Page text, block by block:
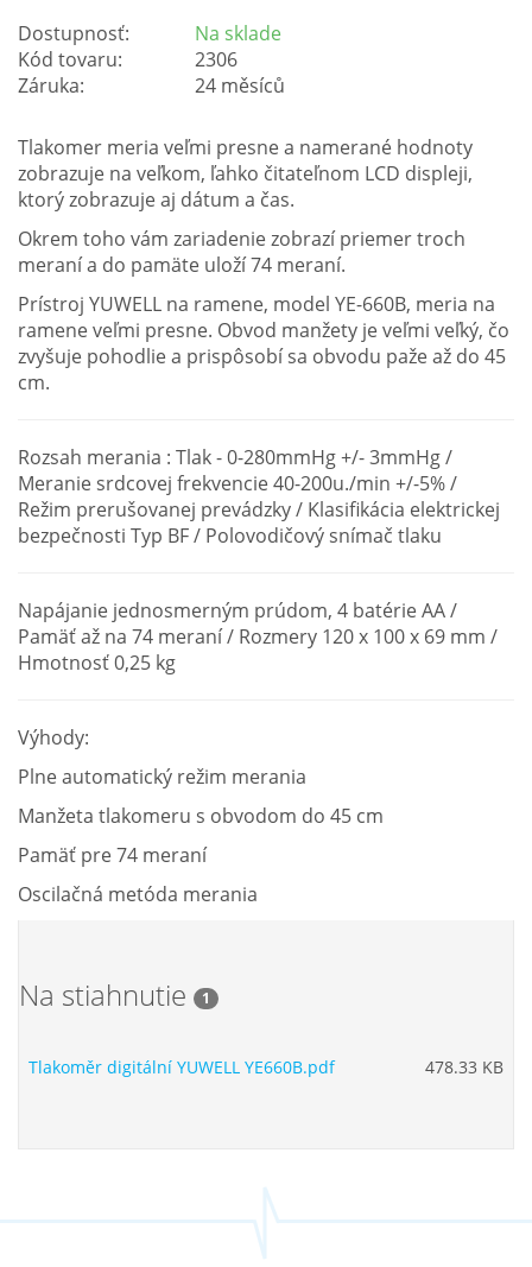
Dostupnosť:
Na sklade
Kód tovaru:
2306
Záruka:
24 měsíců
Tlakomer meria veľmi presne a namerané hodnoty
zobrazuje na veľkom, ľahko čitateľnom LCD displeji,
ktorý zobrazuje aj dátum a čas.
Okrem toho vám zariadenie zobrazí priemer troch
meraní a do pamäte uloží 74 meraní.
Prístroj YUWELL na ramene, model YE-660B, meria na
ramene veľmi presne. Obvod manžety je veľmi veľký, čo
zvyšuje pohodlie a prispôsobí sa obvodu paže až do 45
cm.
Rozsah merania : Tlak - 0-280mmHg +/- 3mmHg /
Meranie srdcovej frekvencie 40-200u./min +/-5% /
Režim prerušovanej prevádzky / Klasifikácia elektrickej
bezpečnosti Typ BF / Polovodičový snímač tlaku
Napájanie jednosmerným prúdom, 4 batérie AA /
Pamäť až na 74 meraní / Rozmery 120 x 100 x 69 mm /
Hmotnosť 0,25 kg
Výhody:
Plne automatický režim merania
Manžeta tlakomeru s obvodom do 45 cm
Pamäť pre 74 meraní
Oscilačná metóda merania
Na stiahnutie 1
Tlakoměr digitální YUWELL YE660B.pdf 478.33 KB